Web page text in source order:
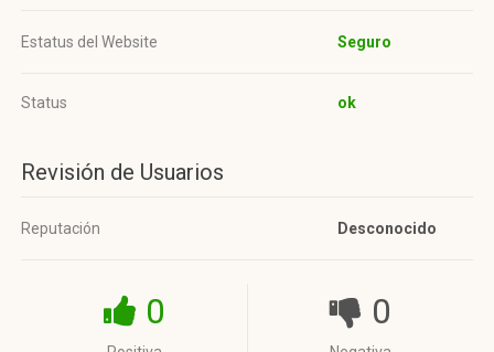
Estatus del Website Seguro
Status ok
Revisión de Usuarios
Reputación Desconocido
0 0